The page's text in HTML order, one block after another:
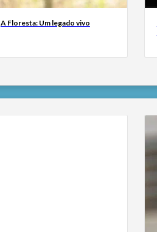
A Floresta: Um legado vivo